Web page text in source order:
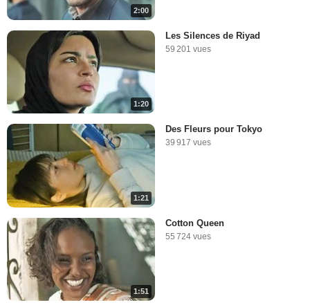
2:00
1:20
Les Silences de Riyad
59 201 vues
1:21
Des Fleurs pour Tokyo
39 917 vues
1:51
Cotton Queen
55 724 vues